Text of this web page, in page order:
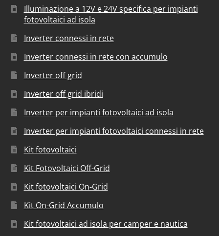
Illuminazione a 12V e 24V specifica per impianti
fotovoltaici ad isola
Inverter connessi in rete
Inverter connessi in rete con accumulo
Inverter off grid
Inverter off grid ibridi
Inverter per impianti fotovoltaici ad isola
Inverter per impianti fotovoltaici connessi in rete
Kit fotovoltaici
Kit Fotovoltaici Off-Grid
Kit fotovoltaici On-Grid
Kit On-Grid Accumulo
Kit fotovoltaici ad isola per camper e nautica